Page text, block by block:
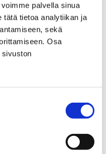
palvella sinua
tätä tietoa analytiikan ja
sekä
Osa
leirikeskusten